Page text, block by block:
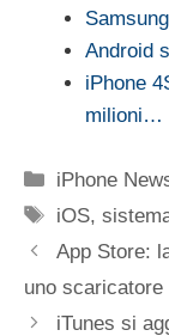
Android
iPhone
milioni…
Categorie
iPhone
Tag
iOS,
App Store:
uno scaricatore
iTunes si